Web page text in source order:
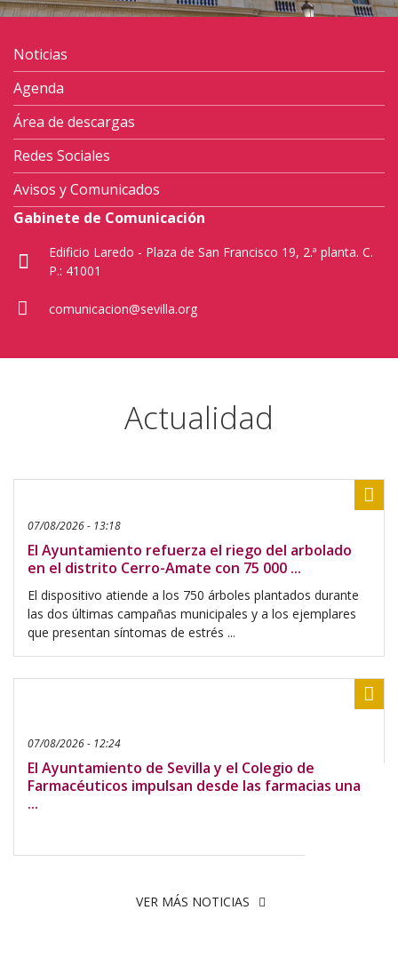
Noticias
Agenda
Área de descargas
Redes Sociales
Avisos y Comunicados
Gabinete de Comunicación
Edificio Laredo - Plaza de San Francisco 19, 2.ª planta. C.
P.: 41001
comunicacion@sevilla.org
Actualidad
07/08/2026 - 13:18
El Ayuntamiento refuerza el riego del arbolado
en el distrito Cerro-Amate con 75 000 ...
El dispositivo atiende a los 750 árboles plantados durante
las dos últimas campañas municipales y a los ejemplares
que presentan síntomas de estrés ...
07/08/2026 - 12:24
El Ayuntamiento de Sevilla y el Colegio de
Farmacéuticos impulsan desde las farmacias una
...
VER MÁS NOTICIAS